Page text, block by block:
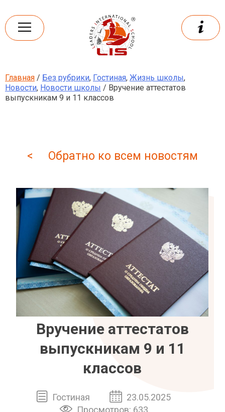
content
Leaders
International school
Главная / Без рубрики, Гостиная, Жизнь школы,
Новости, Новости школы / Вручение аттестатов
выпускникам 9 и 11 классов
< Обратно ко всем новостям
Вручение аттестатов
выпускникам 9 и 11
классов
Гостиная
23.05.2025
Просмотров: 633